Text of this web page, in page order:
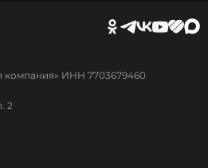
ИНН 7703679460
2